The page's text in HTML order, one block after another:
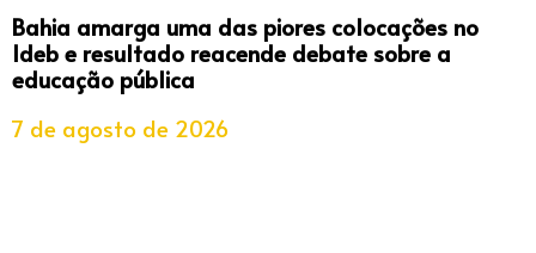
Bahia amarga uma das piores colocações no
Ideb e resultado reacende debate sobre a
educação pública
7 de agosto de 2026